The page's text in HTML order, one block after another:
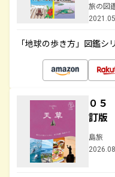
旅の図
「地球の歩き方」図鑑シ
０
訂版
島旅